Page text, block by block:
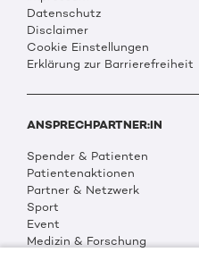
Datenschutz
Disclaimer
Cookie Einstellungen
Erklärung zur Barrierefreiheit
ANSPRECHPARTNER:IN
Spender & Patienten
Patientenaktionen
Partner & Netzwerk
Sport
Event
Medizin & Forschung